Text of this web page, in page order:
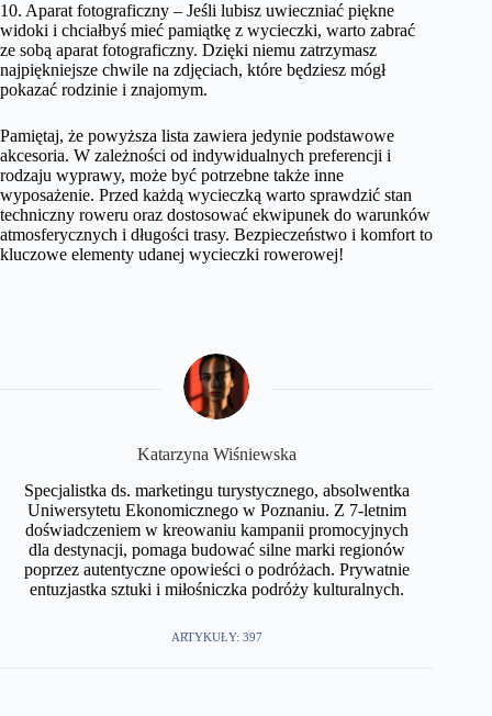
10. Aparat fotograficzny – Jeśli lubisz uwieczniać piękne
widoki i chciałbyś mieć pamiątkę z wycieczki, warto zabrać
ze sobą aparat fotograficzny. Dzięki niemu zatrzymasz
najpiękniejsze chwile na zdjęciach, które będziesz mógł
pokazać rodzinie i znajomym.
Pamiętaj, że powyższa lista zawiera jedynie podstawowe
akcesoria. W zależności od indywidualnych preferencji i
rodzaju wyprawy, może być potrzebne także inne
wyposażenie. Przed każdą wycieczką warto sprawdzić stan
techniczny roweru oraz dostosować ekwipunek do warunków
atmosferycznych i długości trasy. Bezpieczeństwo i komfort to
kluczowe elementy udanej wycieczki rowerowej!
Katarzyna Wiśniewska
Specjalistka ds. marketingu turystycznego, absolwentka
Uniwersytetu Ekonomicznego w Poznaniu. Z 7-letnim
doświadczeniem w kreowaniu kampanii promocyjnych
dla destynacji, pomaga budować silne marki regionów
poprzez autentyczne opowieści o podróżach. Prywatnie
entuzjastka sztuki i miłośniczka podróży kulturalnych.
ARTYKUŁY: 397